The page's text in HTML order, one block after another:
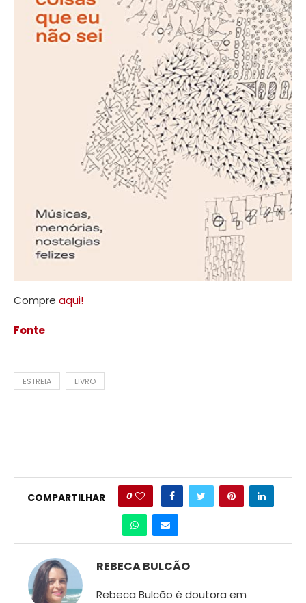
Compre aqui!
Fonte
ESTREIA LIVRO
COMPARTILHAR 0
REBECA BULCÃO
Rebeca Bulcão é doutora em